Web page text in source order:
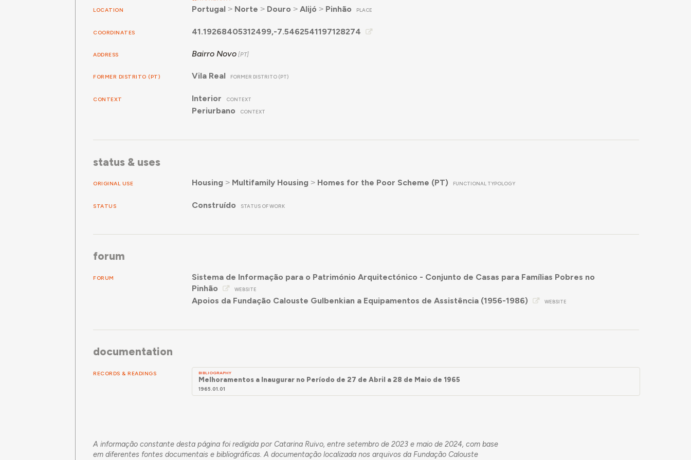
LOCATION Portugal ˃ Norte ˃ Douro ˃ Alijó ˃ Pinhão PLACE
COORDINATES 41.19268405312499,-7.5462541197128274
ADDRESS Bairro Novo
FORMER DISTRITO (PT) Vila Real FORMER DISTRITO (PT)
CONTEXT Interior CONTEXT
Periurbano CONTEXT
status & uses
ORIGINAL USE Housing ˃ Multifamily Housing ˃ Homes for the Poor Scheme (PT) FUNCTIONAL TYPOLOGY
STATUS Construído STATUS OF WORK
forum
FORUM
Sistema de Informação para o Património Arquitectónico - Conjunto de Casas para Famílias Pobres no
Pinhão
WEBSITE
Apoios da Fundação Calouste Gulbenkian a Equipamentos de Assistência (1956-1986) WEBSITE
documentation
RECORDS & READINGS BIBLIOGRAPHY
Melhoramentos a Inaugurar no Período de 27 de Abril a 28 de Maio de 1965
1965.01.01
A informação constante desta página foi redigida por Catarina Ruivo, entre setembro de 2023 e maio de 2024, com base
em diferentes fontes documentais e bibliográficas. A documentação localizada nos arquivos da Fundação Calouste